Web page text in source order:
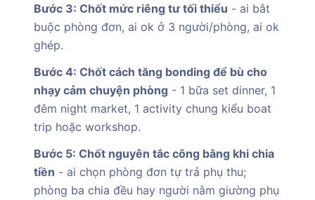
Bước 3: Chốt mức riêng tư tối thiểu - ai bắt
buộc phòng đơn, ai ok ở 3 người/phòng, ai ok
ghép.
Bước 4: Chốt cách tăng bonding để bù cho
nhạy cảm chuyện phòng - 1 bữa set dinner, 1
đêm night market, 1 activity chung kiểu boat
trip hoặc workshop.
Bước 5: Chốt nguyên tắc công bằng khi chia
tiền - ai chọn phòng đơn tự trả phụ thu;
phòng ba chia đều hay người nằm giường phụ